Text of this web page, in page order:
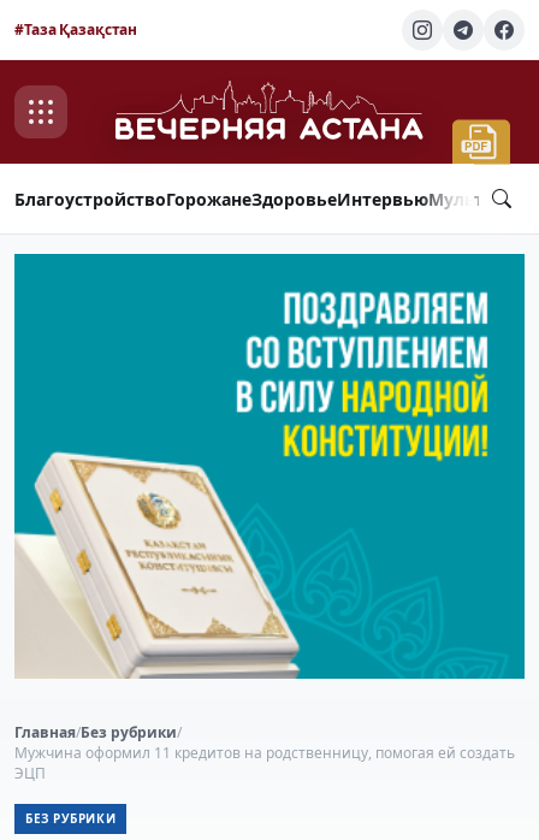
#Таза Қазақстан
БлагоустройствоГорожанеЗдоровьеИнтервью
Главная/Без рубрики/
Мужчина оформил 11 кредитов на родственницу, помогая ей создать
ЭЦП
БЕЗ РУБРИКИ